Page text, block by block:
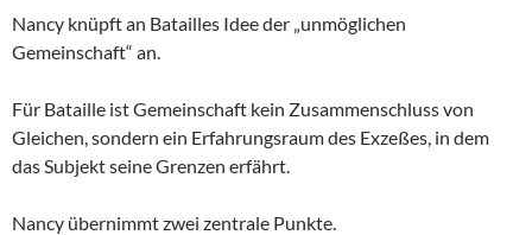
Nancy knüpft an Batailles Idee der „unmöglichen
Gemeinschaft“ an.
Für Bataille ist Gemeinschaft kein Zusammenschluss von
Gleichen, sondern ein Erfahrungsraum des Exzeßes, in dem
das Subjekt seine Grenzen erfährt.
Nancy übernimmt zwei zentrale Punkte.